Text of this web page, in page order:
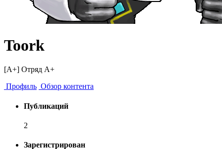
Toork
[A+] Отряд A+
Профиль Обзор контента
Публикаций
2
Зарегистрирован